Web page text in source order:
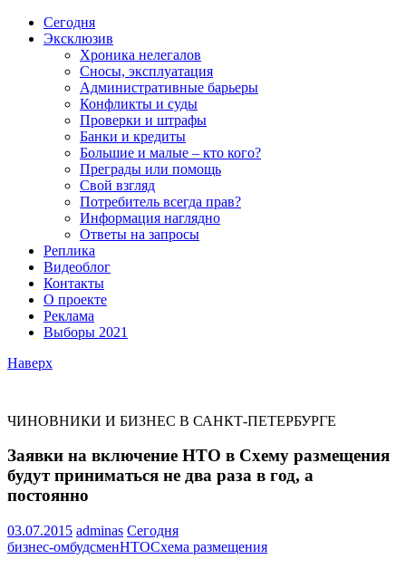
Сегодня
Эксклюзив
Хроника нелегалов
Сносы, эксплуатация
Административные барьеры
Конфликты и суды
Проверки и штрафы
Банки и кредиты
Большие и малые – кто кого?
Преграды или помощь
Свой взгляд
Потребитель всегда прав?
Информация наглядно
Ответы на запросы
Реплика
Видеоблог
Контакты
О проекте
Реклама
Выборы 2021
Наверх
ЧИНОВНИКИ И БИЗНЕС В САНКТ-ПЕТЕРБУРГЕ
Заявки на включение НТО в Схему размещения
будут приниматься не два раза в год, а
постоянно
03.07.2015 adminas Сегодня
бизнес-омбудсменНТОСхема размещения